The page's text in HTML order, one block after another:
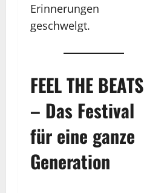
Erinnerungen
geschwelgt.
FEEL THE BEATS
– Das Festival
für eine ganze
Generation